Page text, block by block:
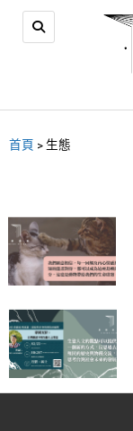
首頁 > 生態